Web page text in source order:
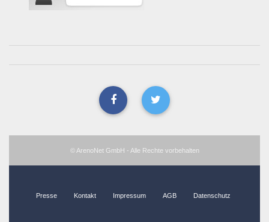
© ArenoNet GmbH - Alle Rechte vorbehalten
Presse Kontakt Impressum AGB Datenschutz